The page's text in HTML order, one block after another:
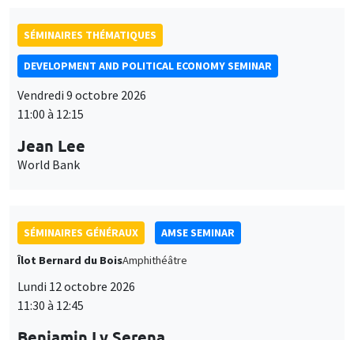
DEVELOPMENT AND POLITICAL ECONOMY SEMINAR
Vendredi 9 octobre 2026
11:00 à 12:15
Jean Lee
World Bank
Îlot Bernard du BoisAmphithéâtre
Lundi 12 octobre 2026
11:30 à 12:45
Benjamin Ly Serena
ROCKWOOL Foundation Research Unit